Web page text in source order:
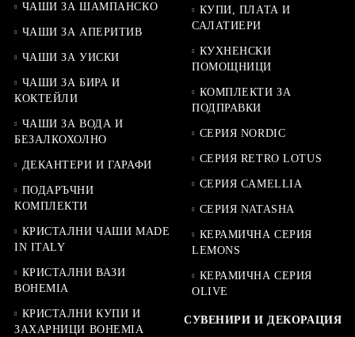
ЧАШИ ЗА ШАМПАНСКО
ЧАШИ ЗА АПЕРИТИВ
ЧАШИ ЗА УИСКИ
ЧАШИ ЗА БИРА И
КОКТЕЙЛИ
ЧАШИ ЗА ВОДА И
БЕЗАЛКОХОЛНО
ДЕКАНТЕРИ И ГАРАФИ
ПОДАРЪЧНИ
КОМПЛЕКТИ
КРИСТАЛНИ ЧАШИ MADE
IN ITALY
КРИСТАЛНИ ВАЗИ
BOHEMIA
КРИСТАЛНИ КУПИ И
ЗАХАРНИЦИ BOHEMIA
КУПИ, ПЛАТА И
САЛАТИЕРИ
КУХНЕНСКИ
ПОМОЩНИЦИ
КОМПЛЕКТИ ЗА
ПОДПРАВКИ
СЕРИЯ NORDIC
СЕРИЯ RETRO LOTUS
СЕРИЯ CAMELLIA
СЕРИЯ NATASHA
КЕРАМИЧНА СЕРИЯ
LEMONS
КЕРАМИЧНА СЕРИЯ
OLIVE
СУВЕНИРИ И ДЕКОРАЦИЯ